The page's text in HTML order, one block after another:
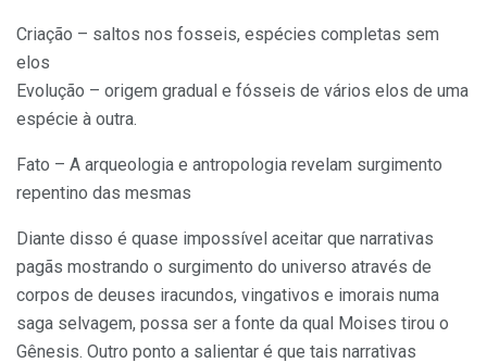
Criação – saltos nos fosseis, espécies completas sem
elos
Evolução – origem gradual e fósseis de vários elos de uma
espécie à outra.
Fato – A arqueologia e antropologia revelam surgimento
repentino das mesmas
Diante disso é quase impossível aceitar que narrativas
pagãs mostrando o surgimento do universo através de
corpos de deuses iracundos, vingativos e imorais numa
saga selvagem, possa ser a fonte da qual Moises tirou o
Gênesis. Outro ponto a salientar é que tais narrativas